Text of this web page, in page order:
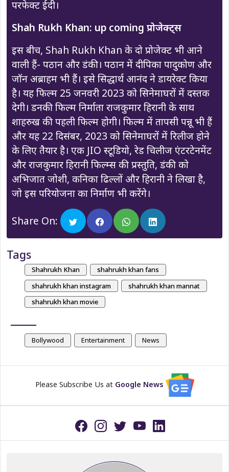
परफेक्ट ईदी।
Shah Rukh Khan: up coming प्रोजेक्ट्स
इस बीच, Shah Rukh Khan के दो प्रोजेक्ट भी आने
वाली हैं- पठान और डंकी। पठान में दीपिका पादुकोण और
जॉन अब्राहम भी हैं। इसे सिद्धार्थ आनंद ने डायरेक्ट किया
है। यह फिल्म 25 जनवरी 2023 को सिनेमाघरों में दस्तक
देगी। डनकी फिल्म निर्माता राजकुमार हिरानी के साथ
शाहरुख की पहली फिल्म होगी। फिल्म में तापसी पन्नू भी हैं
और यह 22 दिसंबर, 2023 को सिनेमाघरों में रिलीज होने
के लिए तैयार है। एक JIO स्टूडियो, रेड चिलीज एंटरटेनमेंट
और राजकुमार हिरानी फिल्म्स की प्रस्तुति, डंकी को
अभिजात जोशी, कनिका ढिल्लों और हिरानी ने लिखा है,
जो इस परियोजना का निर्माण भी करेंगे।
Share On:
Tags
Shahrukh Khan
shahrukh khan fans
shahrukh khan instagram
shahrukh khan mannat
shahrukh khan movie
Bollywood Entertainment News
Please Subscribe Us at Google News